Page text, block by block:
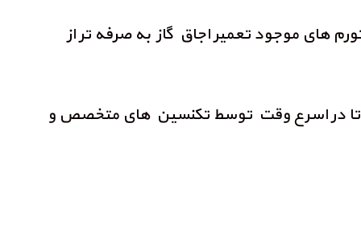
های موجود تعمیر اجاق گاز به صرفه تر از
تا در اسرع وقت توسط تکنسین های متخصص و